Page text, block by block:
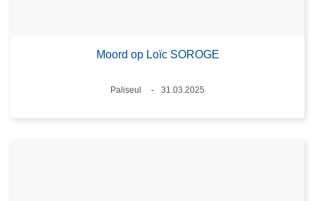
Moord op Loïc SOROGE
Plaats
Paliseul
31.03.2025